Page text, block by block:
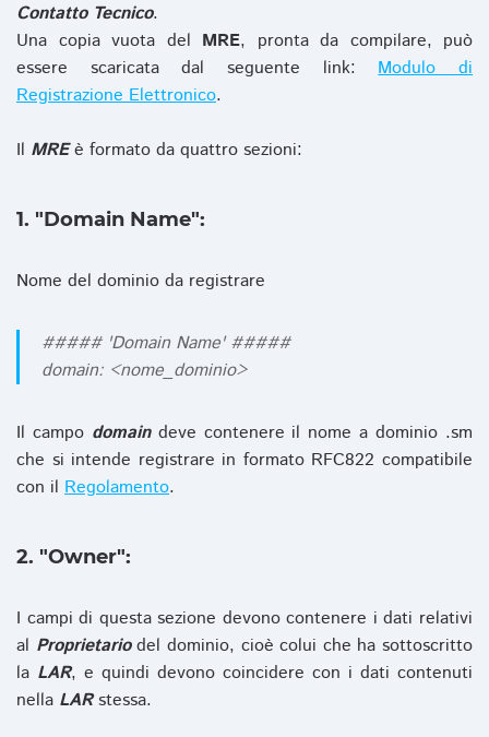
Contatto Tecnico.
Una copia vuota del MRE, pronta da compilare, può
essere scaricata dal seguente link:Modulo di
Registrazione Elettronico.
Il MREè formato da quattro sezioni:
1. "Domain Name":
Nome del dominio da registrare
##### 'Domain Name' #####
domain: <nome_dominio>
Il campo domaindeve contenere il nome a dominio .sm
che si intende registrare in formato RFC822 compatibile
con il Regolamento.
2. "Owner":
I campi di questa sezione devono contenere i dati relativi
al Proprietariodel dominio, cioè colui che ha sottoscritto
la LAR, e quindi devono coincidere con i dati contenuti
nella LARstessa.